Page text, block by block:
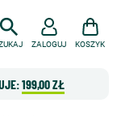
199,00 ZŁ
ZALOGUJ KOSZYK